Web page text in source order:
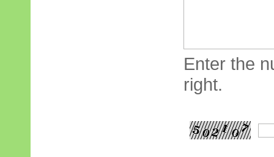
Enter the
right.